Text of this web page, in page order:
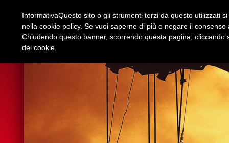
InformativaQuesto sito o gli strumenti terzi da questo utilizzati
nella cookie policy. Se vuoi saperne di più o negare il
Chiudendo questo banner, scorrendo questa pagina,
dei cookie.